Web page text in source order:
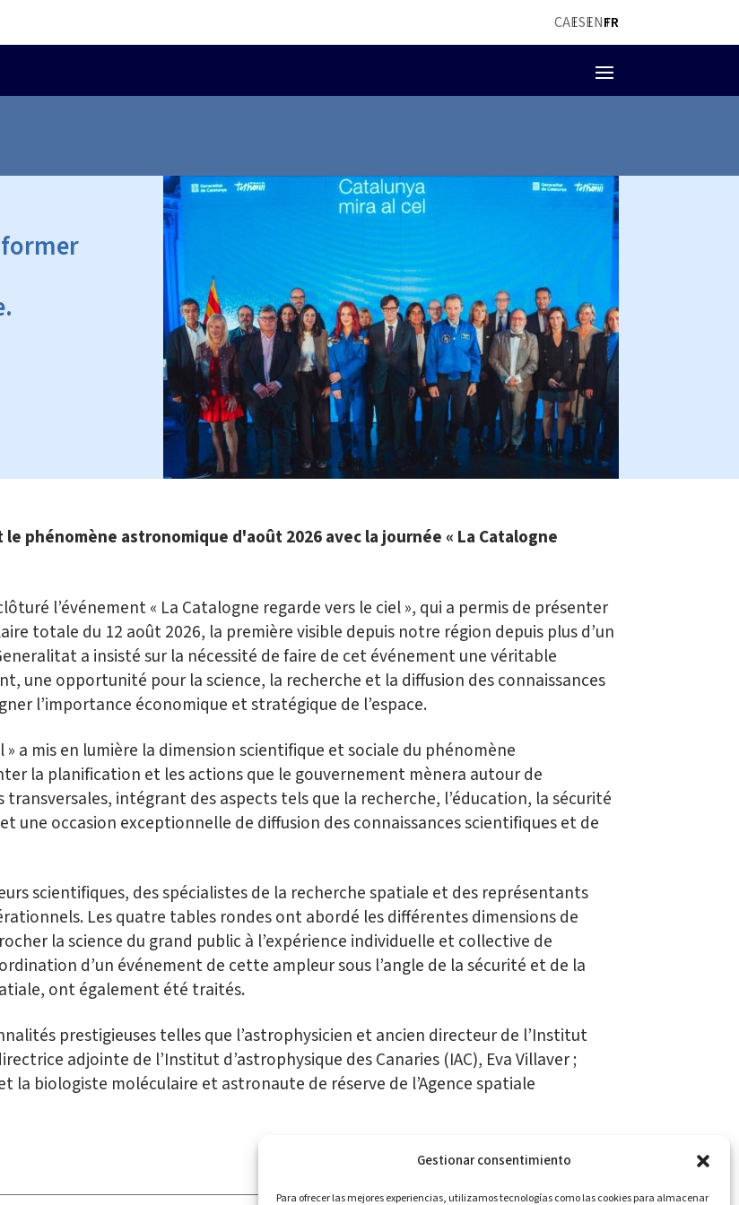
Gestionar consentimiento
Para ofrecer las mejores experiencias, utilizamos tecnologías como las cookies para almacenar
CAESENFR
phénomène astronomique d'août 2026 avec la journée « La Catalogne
l’événement « La Catalogne regarde vers le ciel », qui a permis de présenter
totale du 12 août 2026, la première visible depuis notre région depuis plus d’un
a insisté sur la nécessité de faire de cet événement une véritable
une opportunité pour la science, la recherche et la diffusion des connaissances
l’importance économique et stratégique de l’espace.
» a mis en lumière la dimension scientifique et sociale du phénomène
la planification et les actions que le gouvernement mènera autour de
transversales, intégrant des aspects tels que la recherche, l’éducation, la sécurité
une occasion exceptionnelle de diffusion des connaissances scientifiques et de
scientifiques, des spécialistes de la recherche spatiale et des représentants
Les quatre tables rondes ont abordé les différentes dimensions de
la science du grand public à l’expérience individuelle et collective de
d’un événement de cette ampleur sous l’angle de la sécurité et de la
ont également été traités.
prestigieuses telles que l’astrophysicien et ancien directeur de l’Institut
adjointe de l’Institut d’astrophysique des Canaries (IAC), Eva Villaver ;
la biologiste moléculaire et astronaute de réserve de l’Agence spatiale